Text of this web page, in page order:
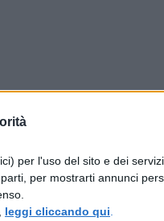
per l'uso del sito e dei
per mostrarti annunci
leggi cliccando qui
Tecnico Chimica,
– opzione